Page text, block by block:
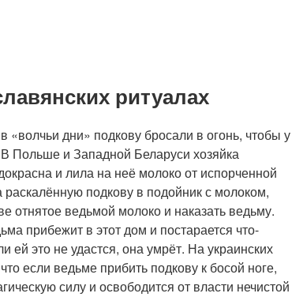
ритуалах
«волчьи дни» подкову бросали в огонь, чтобы у
В Польше и Западной Беларуси хозяйка
и лила на неё молоко от испорченной
подкову в подойник с молоком,
отнятое ведьмой молоко и наказать ведьму.
прибежит в этот дом и постарается что-
ей это не удастся, она умрёт. На украинских
если ведьме прибить подкову к босой ноге,
силу и освободится от власти нечистой